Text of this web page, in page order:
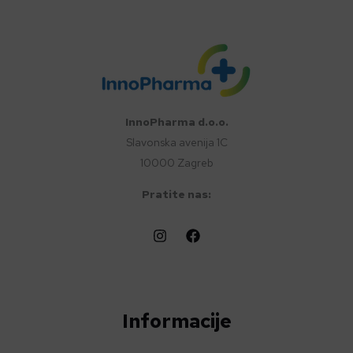
InnoPharma d.o.o.
Slavonska avenija 1C
10000 Zagreb
Pratite nas:
Informacije